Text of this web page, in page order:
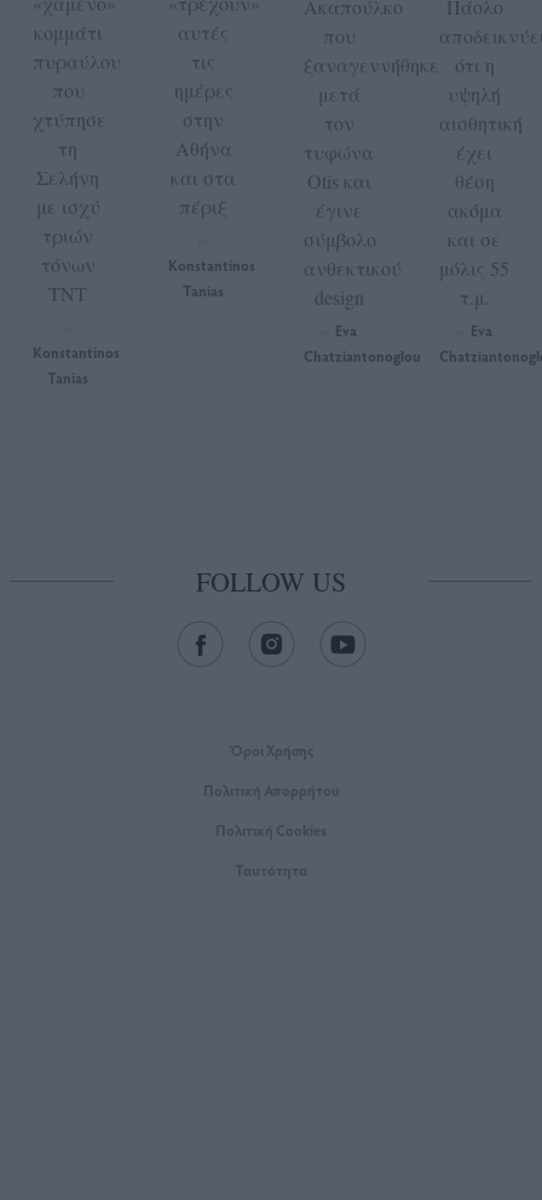
κομμάτι
πυραύλου
που
χτύπησε
τη
Σελήνη
με ισχύ
τριών
τόνων
TNT
Konstantinos
Tanias
αυτές
τις
ημέρες
στην
Αθήνα
και στα
πέριξ
Konstantinos
Tanias
Ακαπούλκο
που
ξαναγεννήθηκε
μετά
τον
τυφώνα
Otis και
έγινε
σύμβολο
ανθεκτικού
design
Eva
Chatziantonoglou
Πάολο
ότι η
υψηλή
αισθητική
έχει
θέση
ακόμα
και σε
μόλις 55
τ.μ.
Eva
FOLLOW US
Όροι Xρήσης
Πολιτική Απορρήτου
Πολιτική Cookies
Ταυτότητα